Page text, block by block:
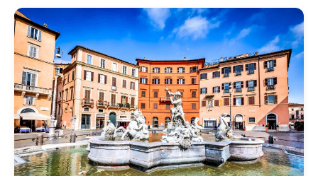
Blog
Boutique
Tous les souvenirs
Posters
T-Shirts